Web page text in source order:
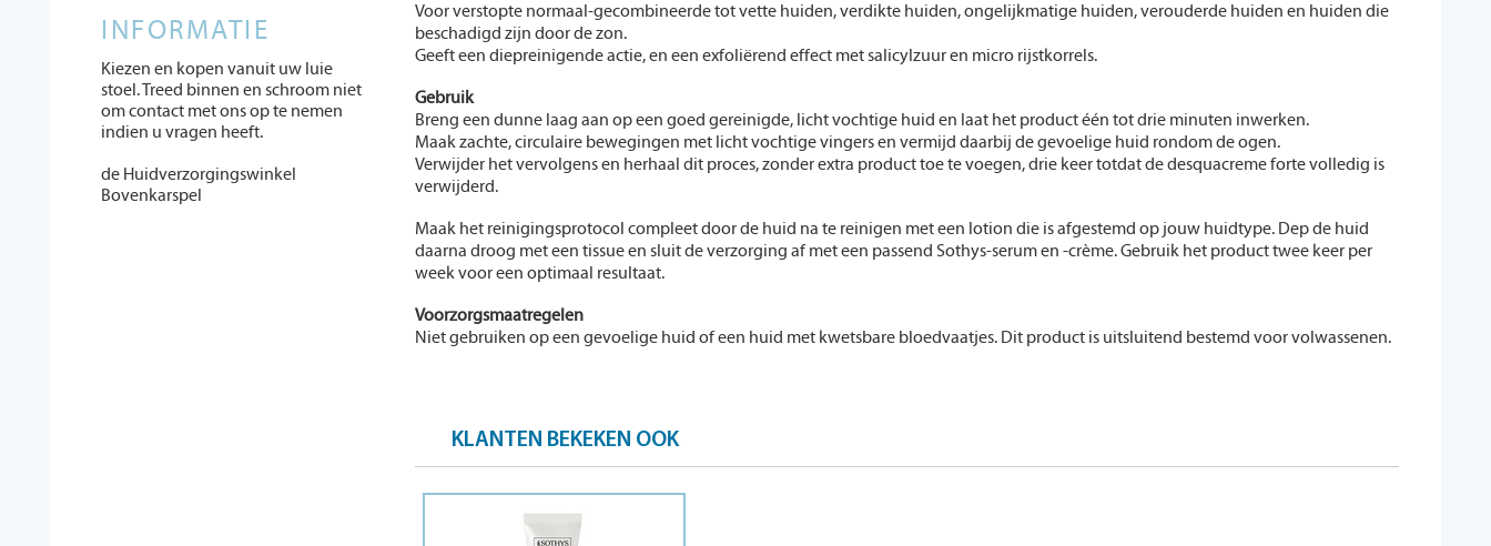
INFORMATIE
Kiezen en kopen vanuit uw luie
stoel. Treed binnen en schroom niet
om contact met ons op te nemen
indien u vragen heeft.
de Huidverzorgingswinkel
Bovenkarspel
Voor verstopte normaal-gecombineerde tot vette huiden, verdikte huiden, ongelijkmatige huiden, verouderde huiden en huiden die
beschadigd zijn door de zon.
Geeft een diepreinigende actie, en een exfoliërend effect met salicylzuur en micro rijstkorrels.
Gebruik
Breng een dunne laag aan op een goed gereinigde, licht vochtige huid en laat het product één tot drie minuten inwerken.
Maak zachte, circulaire bewegingen met licht vochtige vingers en vermijd daarbij de gevoelige huid rondom de ogen.
Verwijder het vervolgens en herhaal dit proces, zonder extra product toe te voegen, drie keer totdat de desquacreme forte volledig is
verwijderd.
Maak het reinigingsprotocol compleet door de huid na te reinigen met een lotion die is afgestemd op jouw huidtype. Dep de huid
daarna droog met een tissue en sluit de verzorging af met een passend Sothys-serum en -crème. Gebruik het product twee keer per
week voor een optimaal resultaat.
Voorzorgsmaatregelen
Niet gebruiken op een gevoelige huid of een huid met kwetsbare bloedvaatjes. Dit product is uitsluitend bestemd voor volwassenen.
KLANTEN BEKEKEN OOK